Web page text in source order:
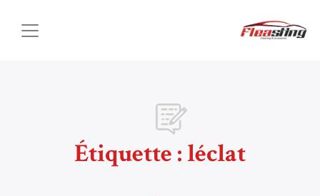
Étiquette : léclat